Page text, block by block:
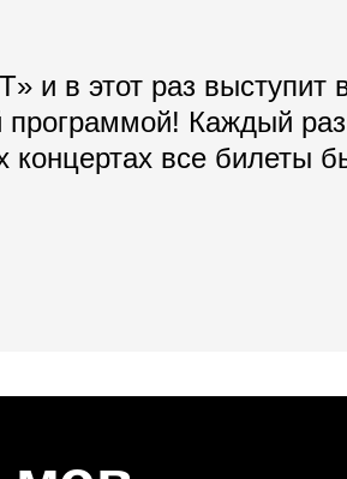
и в этот раз выступит
Каждый
все билеты